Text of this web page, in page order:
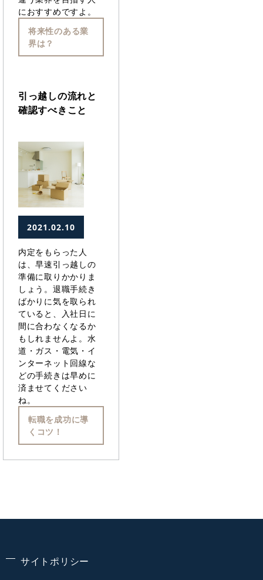
におすすめですよ。
将来性のある業
界は？
引っ越しの流れと
確認すべきこと
2021.02.10
内定をもらった人
は、早速引っ越しの
準備に取りかかりま
しょう。退職手続き
ばかりに気を取られ
ていると、入社日に
間に合わなくなるか
もしれませんよ。水
道・ガス・電気・イ
ンターネット回線な
どの手続きは早めに
済ませてください
ね。
転職を成功に導
くコツ！
サイトポリシー